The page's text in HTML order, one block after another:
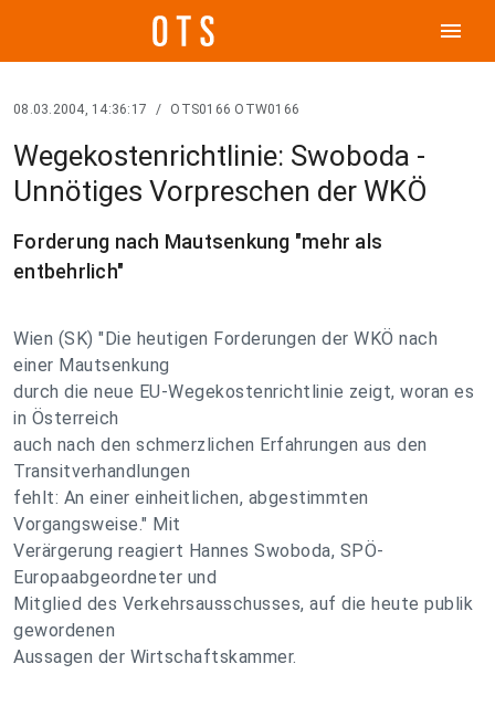
menu
08.03.2004, 14:36:17 / OTS0166 OTW0166
Wegekostenrichtlinie: Swoboda -
Unnötiges Vorpreschen der WKÖ
Forderung nach Mautsenkung "mehr als
entbehrlich"
Wien (SK) "Die heutigen Forderungen der WKÖ nach
einer Mautsenkung
durch die neue EU-Wegekostenrichtlinie zeigt, woran es
in Österreich
auch nach den schmerzlichen Erfahrungen aus den
Transitverhandlungen
fehlt: An einer einheitlichen, abgestimmten
Vorgangsweise." Mit
Verärgerung reagiert Hannes Swoboda, SPÖ-
Europaabgeordneter und
Mitglied des Verkehrsausschusses, auf die heute publik
gewordenen
Aussagen der Wirtschaftskammer.